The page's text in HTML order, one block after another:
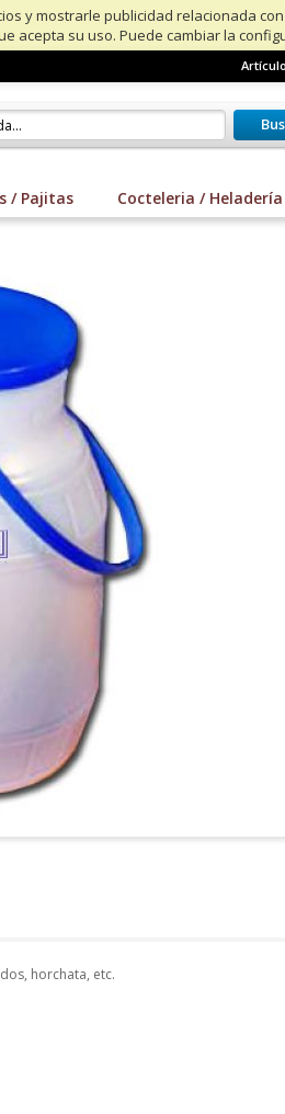
y mostrarle publicidad relacionada
acepta su uso. Puede cambiar la
/ Pajitas Cocteleria / Heladería
horchata, etc.